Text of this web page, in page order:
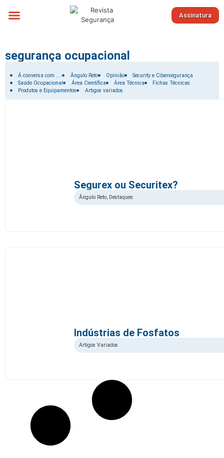
Assinatura
segurança ocupacional
Filtrar por:
Á conversa com .... Ângulo Reto Opinião
Security e Cibersegurança
Saúde Ocupacional
Área Científica Área Técnica
Fichas Técnicas
Produtos e Equipamentos
Artigos variados
Segurex ou Securitex?
Ângulo Reto, Destaques
Indústrias de Fosfatos
Artigos Variados